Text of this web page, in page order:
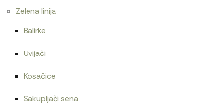
Zelena linija
Balirke
Uvijači
Kosačice
Sakupljači sena